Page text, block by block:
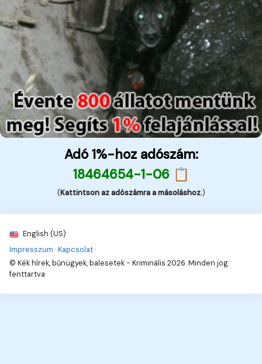
Adó 1%-hoz adószám:
18464654-1-06 📋
(Kattintson az adószámra a másoláshoz.)
English (US)
Impresszum ·Kapcsolat ·
© Kék hírek, bűnügyek, balesetek - Kriminális 2026. Minden jog
fenttartva